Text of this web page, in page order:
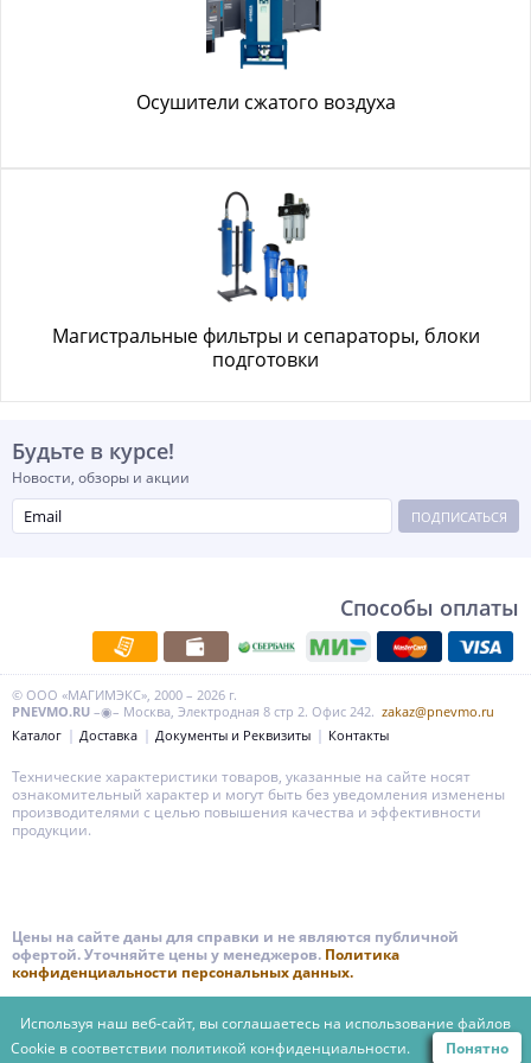
Осушители сжатого воздуха
Магистральные фильтры и сепараторы, блоки
подготовки
Будьте в курсе!
Новости, обзоры и акции
ПОДПИСАТЬСЯ
Способы оплаты
© ООО «МАГИМЭКС», 2000 – 2026 г.
PNEVMO.RU –◉– Москва, Электродная 8 стр 2. Офис 242. zakaz@pnevmo.ru
Каталог
Доставка Документы и Реквизиты Контакты
Технические характеристики товаров, указанные на сайте носят
ознакомительный характер и могут быть без уведомления изменены
производителями с целью повышения качества и эффективности
продукции.
Цены на сайте даны для справки и не являются публичной
офертой. Уточняйте цены у менеджеров. Политика
конфиденциальности персональных данных.
Используя наш веб-сайт, вы соглашаетесь на использование файлов
Cookie в соответствии политикой конфиденциальности. Понятно